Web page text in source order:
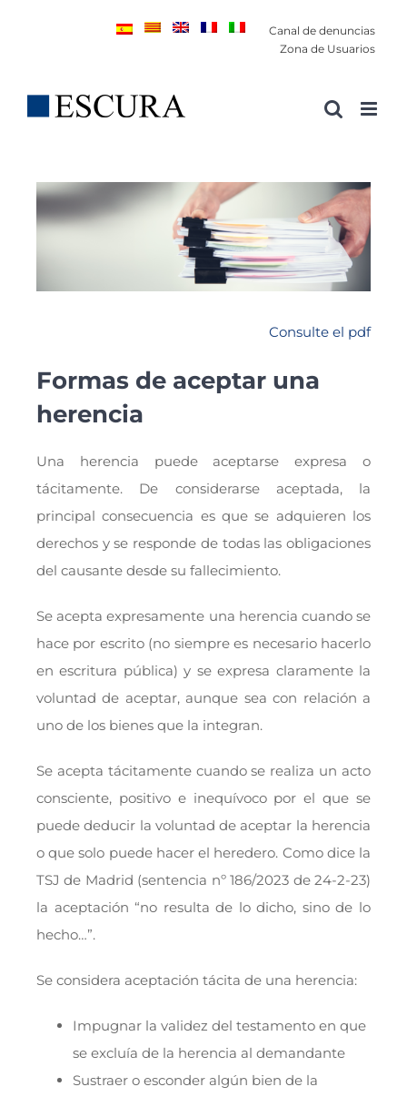
Canal de denuncias
Zona de Usuarios
Consulte el pdf
Formas de aceptar una
herencia
Una herencia puede aceptarse expresa o
tácitamente. De considerarse aceptada, la
principal consecuencia es que se adquieren los
derechos y se responde de todas las obligaciones
del causante desde su fallecimiento.
Se acepta expresamente una herencia cuando se
hace por escrito (no siempre es necesario hacerlo
en escritura pública) y se expresa claramente la
voluntad de aceptar, aunque sea con relación a
uno de los bienes que la integran.
Se acepta tácitamente cuando se realiza un acto
consciente, positivo e inequívoco por el que se
puede deducir la voluntad de aceptar la herencia
o que solo puede hacer el heredero. Como dice la
TSJ de Madrid (sentencia nº 186/2023 de 24-2-23)
la aceptación “no resulta de lo dicho, sino de lo
hecho…”.
Se considera aceptación tácita de una herencia:
Impugnar la validez del testamento en que
se excluía de la herencia al demandante
Sustraer o esconder algún bien de la